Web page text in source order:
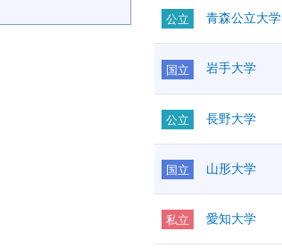
公立 青森公立大学
国立 岩手大学
公立 長野大学
国立 山形大学
私立 愛知大学